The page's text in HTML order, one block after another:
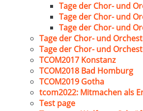
Tage der Chor- und
Tage der Chor- und
Tage der Chor- und
Tage der Chor- und
Tage der Chor- und
TCOM2017 Konstanz
TCOM2018 Bad Homburg
TCOM2019 Gotha
tcom2022: Mitmachen als
Test page